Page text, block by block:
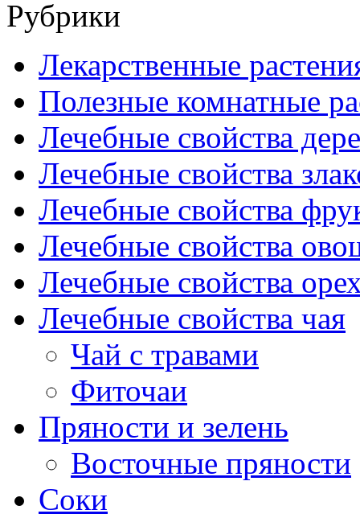
Рубрики
Лекарственные
Полезные комнатные
Лечебные свойства
Лечебные свойства
Лечебные свойства
Лечебные свойства
Лечебные свойства
Лечебные свойства чая
Чай с травами
Фиточаи
Пряности и зелень
Восточные пряности
Соки